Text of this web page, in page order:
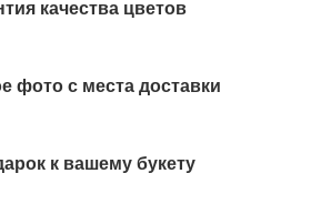
качества цветов
фото с места доставки
к вашему букету